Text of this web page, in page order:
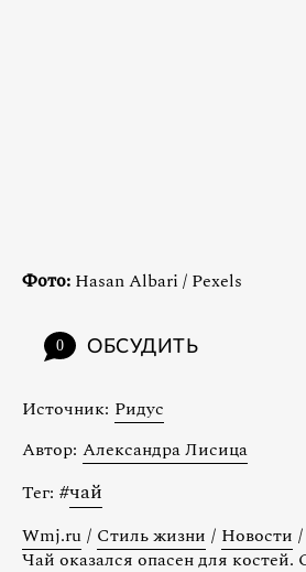
Фото: Hasan Albari / Pexels
0 ОБСУДИТЬ
Источник: Ридус
Автор: Александра Лисица
Тег: #чай
Wmj.ru / Стиль жизни / Новости /
Чай оказался опасен для костей.